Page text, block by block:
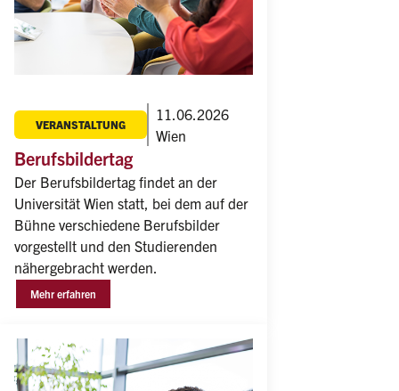
VERANSTALTUNG
11.06.2026
Wien
Berufsbildertag
Der Berufsbildertag findet an der
Universität Wien statt, bei dem auf der
Bühne verschiedene Berufsbilder
vorgestellt und den Studierenden
nähergebracht werden.
Mehr erfahren